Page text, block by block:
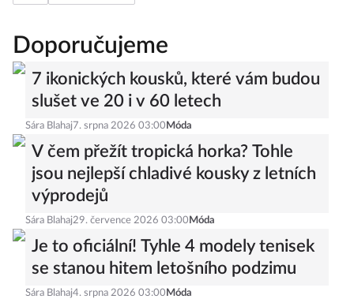
Doporučujeme
7 ikonických kousků, které vám budou
slušet ve 20 i v 60 letech
Sára Blahaj7. srpna 2026 03:00 Móda
V čem přežít tropická horka? Tohle
jsou nejlepší chladivé kousky z letních
výprodejů
Sára Blahaj29. července 2026 03:00 Móda
Je to oficiální! Tyhle 4 modely tenisek
se stanou hitem letošního podzimu
Sára Blahaj4. srpna 2026 03:00 Móda